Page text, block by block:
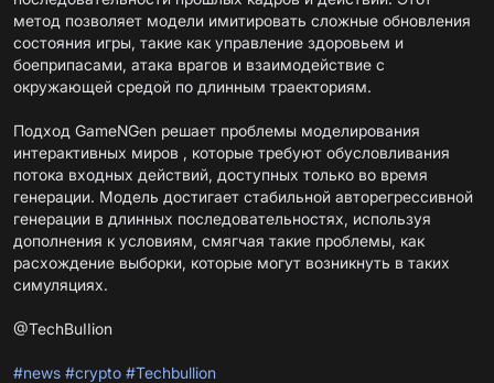
метод позволяет модели имитировать сложные обновления
состояния игры, такие как управление здоровьем и
боеприпасами, атака врагов и взаимодействие с
окружающей средой по длинным траекториям.
Подход GameNGen решает проблемы моделирования
интерактивных миров , которые требуют обусловливания
потока входных действий, доступных только во время
генерации. Модель достигает стабильной авторегрессивной
генерации в длинных последовательностях, используя
дополнения к условиям, смягчая такие проблемы, как
расхождение выборки, которые могут возникнуть в таких
симуляциях.
@TechBuIIion
#news #crypto #Techbullion